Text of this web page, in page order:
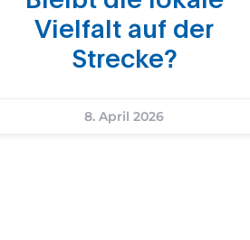
Vielfalt auf der
Strecke?
8. April 2026